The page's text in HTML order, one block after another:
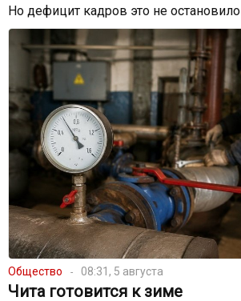
Но дефицит кадров это не остановило
Общество 08:31, 5 августа
Чита готовится к зиме